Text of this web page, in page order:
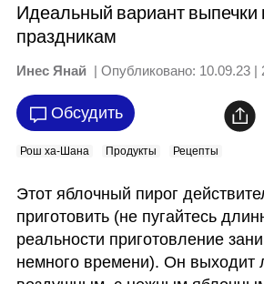
Идеальный вариант выпечки
праздникам
Инес Янай | Опубликовано: 10.09.23 |
Обсудить
Рош ха-Шана Продукты Рецепты
Этот яблочный пирог
приготовить (не пугайтесь
реальности приготовление
немного времени). Он выходит